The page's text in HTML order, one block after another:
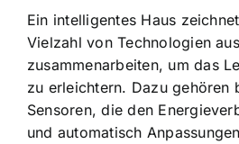
Ein intelligentes Haus
Vielzahl von Technologien
zusammenarbeiten, um das
zu erleichtern. Dazu gehören
Sensoren, die den
und automatisch